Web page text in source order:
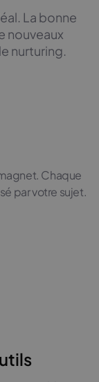
La bonne
nouveaux
nurturing.
Chaque
par votre sujet.